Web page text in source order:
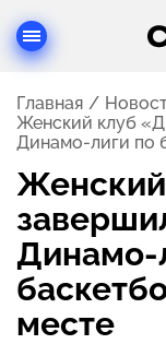
Главная
Женский клуб
Динамо-лиги по
Динамо-
месте